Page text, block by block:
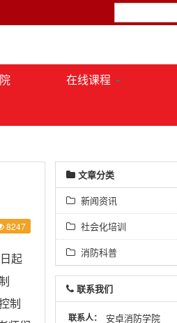
在线课程
8247
起
制
文章分类
新闻资讯
社会化培训
消防科普
联系我们
联系人： 安卓消防学院